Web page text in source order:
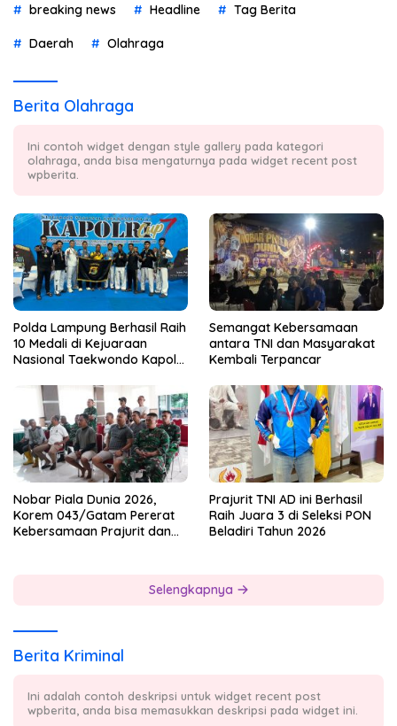
breaking news Headline Tag Berita
Daerah Olahraga
Berita Olahraga
Ini contoh widget dengan style gallery pada kategori
olahraga, anda bisa mengaturnya pada widget recent post
wpberita.
Polda Lampung Berhasil Raih
10 Medali di Kejuaraan
Nasional Taekwondo Kapolri
Semangat Kebersamaan
antara TNI dan Masyarakat
Kembali Terpancar
Nobar Piala Dunia 2026,
Korem 043/Gatam Pererat
Kebersamaan Prajurit dan
Prajurit TNI AD ini Berhasil
Raih Juara 3 di Seleksi PON
Beladiri Tahun 2026
Selengkapnya
Berita Kriminal
Ini adalah contoh deskripsi untuk widget recent post
wpberita, anda bisa memasukkan deskripsi pada widget ini.